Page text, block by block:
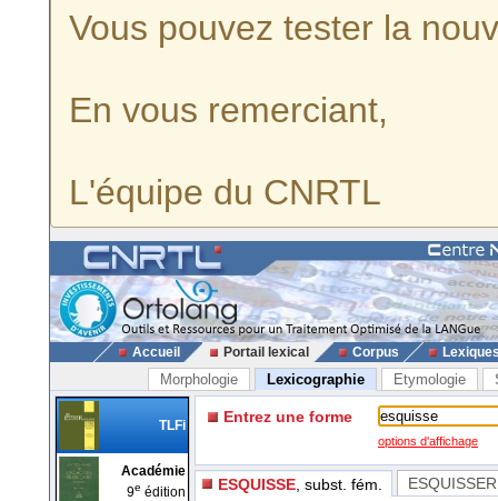
Vous pouvez tester la
En vous remerciant,
L'équipe du CNRTL
Accueil Portail lexical Corpus
Morphologie Lexicographie Etymologie
TLFi
Académie
9e édition
Entrez une forme
options d'affichage
ESQUISSE , subst. fém. ESQUISSER